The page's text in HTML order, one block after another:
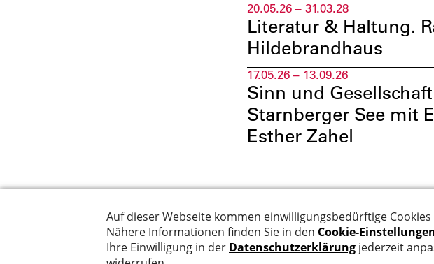
20.05.26 – 31.03.28
Literatur & Haltung.
Hildebrandhaus
17.05.26 – 13.09.26
Sinn und
Starnberger See mit
Esther Zahel